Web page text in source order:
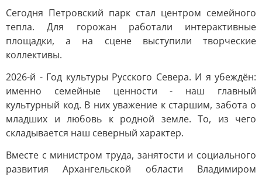
Сегодня Петровский парк стал центром семейного
тепла. Для горожан работали интерактивные
площадки, а на сцене выступили творческие
коллективы.
2026-й - Год культуры Русского Севера. И я убеждён:
именно семейные ценности - наш главный
культурный код. В них уважение к старшим, забота о
младших и любовь к родной земле. То, из чего
складывается наш северный характер.
Вместе с министром труда, занятости и социального
развития Архангельской области Владимиром